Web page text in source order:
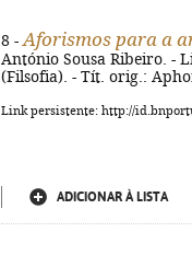
8 - Aforismos para a
António Sousa Ribeiro. -
(Filsofia). - Tít. orig.:
Link persistente: http://
ADICIONAR À LISTA